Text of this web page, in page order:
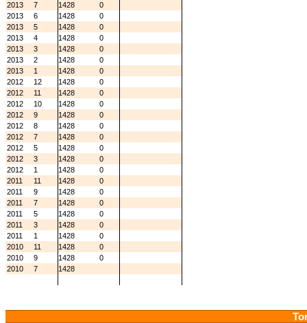
2013
7 1428
0
2013
6 1428
0
2013
5 1428
0
2013
4 1428
0
2013
3 1428
0
2013
2 1428
0
2013
1 1428
0
2012
12 1428
0
2012
11 1428
0
2012
10 1428
0
2012
9 1428
0
2012
8 1428
0
2012
7 1428
0
2012
5 1428
0
2012
3 1428
0
2012
1 1428
0
2011
11 1428
0
2011
9 1428
0
2011
7 1428
0
2011
5 1428
0
2011
3 1428
0
2011
1 1428
0
2010
11 1428
0
2010
9 1428
0
2010
7 1428